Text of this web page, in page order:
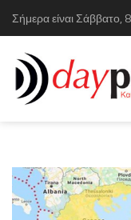
Σήμερα είναι